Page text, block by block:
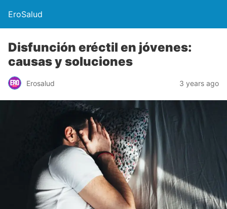
EroSalud
Disfunción eréctil en jóvenes:
causas y soluciones
Erosalud 3 years ago